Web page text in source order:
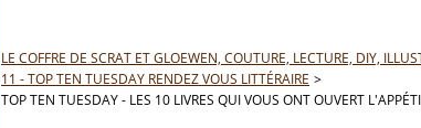
LE COFFRE DE SCRAT ET GLOEWEN, COUTURE, LECTURE, DIY,
11 - TOP TEN TUESDAY RENDEZ VOUS LITTÉRAIRE >
TOP TEN TUESDAY - LES 10 LIVRES QUI VOUS ONT OUVERT